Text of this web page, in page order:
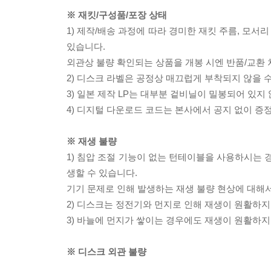
※ 재킷/구성품/포장 상태
1) 제작/배송 과정에 따라 경미한 재킷 주름, 모서
있습니다.
외관상 불량 확인되는 상품을 개봉 시엔 반품/교환
2) 디스크 라벨은 공정상 매끄럽게 부착되지 않을
3) 일본 제작 LP는 대부분 겉비닐이 밀봉되어 있지
4) 디지털 다운로드 코드는 본사에서 공지 없이 증
※ 재생 불량
1) 침압 조절 기능이 없는 턴테이블을 사용하시는
생할 수 있습니다.
기기 문제로 인해 발생하는 재생 불량 현상에 대
2) 디스크는 정전기와 먼지로 인해 재생이 원활하
3) 바늘에 먼지가 쌓이는 경우에도 재생이 원활하
※ 디스크 외관 불량